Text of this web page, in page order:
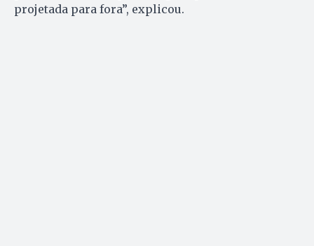
projetada para fora”, explicou.